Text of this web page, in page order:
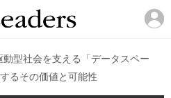
動型社会を支える「データスペー
るその価値と可能性